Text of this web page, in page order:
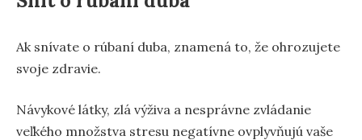
Ak snívate o rúbaní duba, znamená to, že ohrozujete
svoje zdravie.
Návykové látky, zlá výživa a nesprávne zvládanie
veľkého množstva stresu negatívne ovplyvňujú vaše